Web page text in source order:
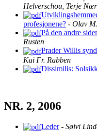
Helverschou, Terje
profesjonene? - Olav
På den andre
Rusten
Prader Willis
Kai Fr. Rabben
Dissimilis:
NR. 2, 2006
Leder- Sølvi